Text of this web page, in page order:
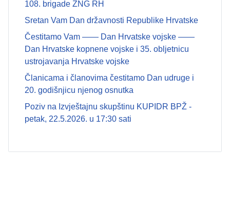
108. brigade ZNG RH
Sretan Vam Dan državnosti Republike Hrvatske
Čestitamo Vam —— Dan Hrvatske vojske ——
Dan Hrvatske kopnene vojske i 35. obljetnicu
ustrojavanja Hrvatske vojske
Članicama i članovima čestitamo Dan udruge i
20. godišnjicu njenog osnutka
Poziv na Izvještajnu skupštinu KUPIDR BPŽ -
petak, 22.5.2026. u 17:30 sati